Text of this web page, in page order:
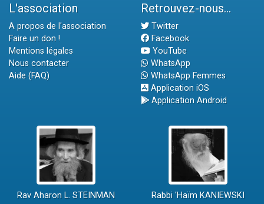
L'association
A propos de l'association
Faire un don !
Mentions légales
Nous contacter
Aide (FAQ)
Retrouvez-nous...
Twitter
Facebook
YouTube
WhatsApp
WhatsApp Femmes
Application iOS
Application Android
Rav Aharon L. STEINMAN Rabbi 'Haïm KANIEWSKI